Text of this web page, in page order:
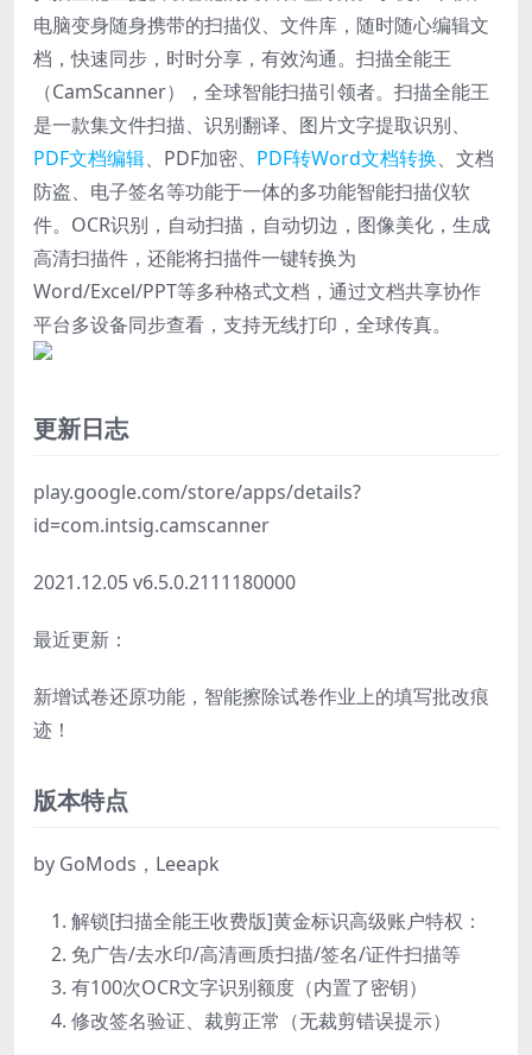
电脑变身随身携带的扫描仪、文件库，随时随心编辑文
档，快速同步，时时分享，有效沟通。扫描全能王
（CamScanner），全球智能扫描引领者。扫描全能王
是一款集文件扫描、识别翻译、图片文字提取识别、
PDF文档编辑、PDF加密、 PDF转Word文档转换、文档
防盗、电子签名等功能于一体的多功能智能扫描仪软
件。OCR识别，自动扫描，自动切边，图像美化，生成
高清扫描件，还能将扫描件一键转换为
Word/Excel/PPT等多种格式文档，通过文档共享协作
平台多设备同步查看，支持无线打印，全球传真。
更新日志
play.google.com/store/apps/details?
id=com.intsig.camscanner
2021.12.05 v6.5.0.2111180000
最近更新：
新增试卷还原功能，智能擦除试卷作业上的填写批改痕
迹！
版本特点
by GoMods，Leeapk
解锁[扫描全能王收费版]黄金标识高级账户特权：
免广告/去水印/高清画质扫描/签名/证件扫描等
有100次OCR文字识别额度（内置了密钥）
修改签名验证、裁剪正常（无裁剪错误提示）